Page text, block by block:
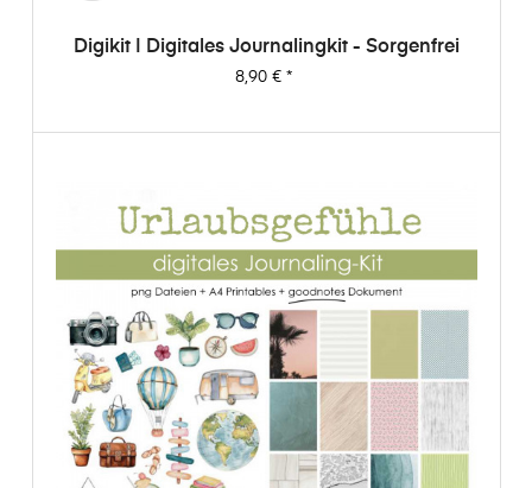
Digikit | Digitales Journalingkit - Sorgenfrei
Preis
8,90 €*